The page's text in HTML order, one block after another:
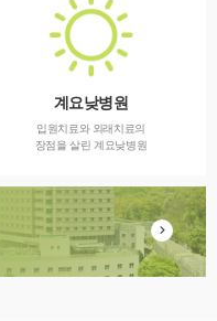
계요낮병원
입원치료와 외래치료의
장점을 살린 계요낮병원